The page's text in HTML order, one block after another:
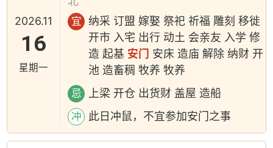
2026.11
16
星期一
宜
纳采 订盟 嫁娶 祭祀 祈福 雕刻 移徙
开市 入宅 出行 动土 会亲友 入学 修
造 起基 安门 安床 造庙 解除 纳财 开
池 造畜稠 牧养 牧养
忌 上梁 开仓 出货财 盖屋 造船
冲 此日冲鼠，不宜参加安门之事